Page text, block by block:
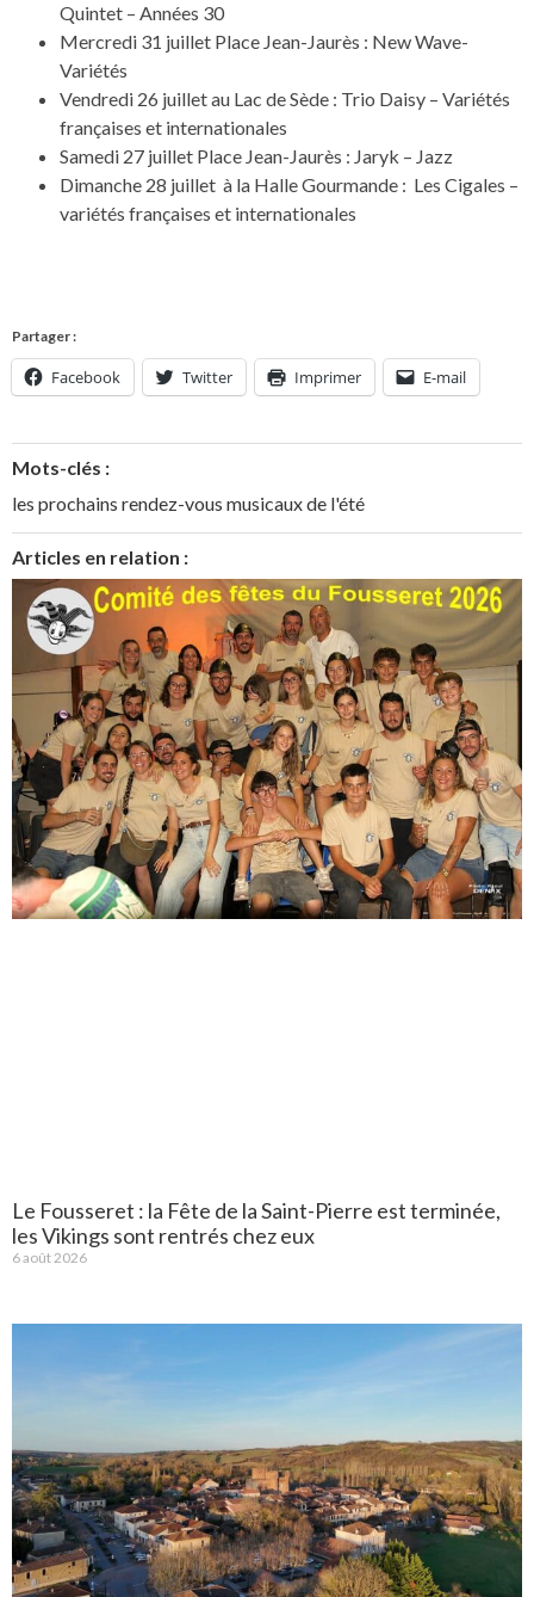
Quintet – Années 30
Mercredi 31 juillet Place Jean-Jaurès : New Wave-
Variétés
Vendredi 26 juillet au Lac de Sède : Trio Daisy – Variétés
françaises et internationales
Samedi 27 juillet Place Jean-Jaurès : Jaryk – Jazz
Dimanche 28 juillet à la Halle Gourmande : Les Cigales –
variétés françaises et internationales
Partager :
Facebook Twitter Imprimer E-mail
Mots-clés :
les prochains rendez-vous musicaux de l'été
Articles en relation :
Le Fousseret : la Fête de la Saint-Pierre est terminée,
les Vikings sont rentrés chez eux
6 août 2026